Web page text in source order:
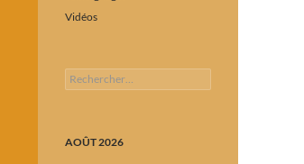
Vidéos
Rechercher :
AOÛT 2026